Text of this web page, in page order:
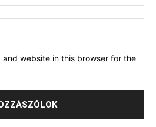
and website in this browser for the